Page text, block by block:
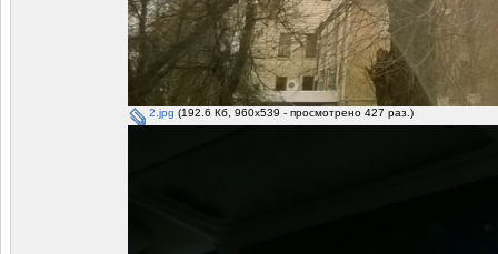
2.jpg (192.6 Кб, 960x539 - просмотрено 427 раз.)